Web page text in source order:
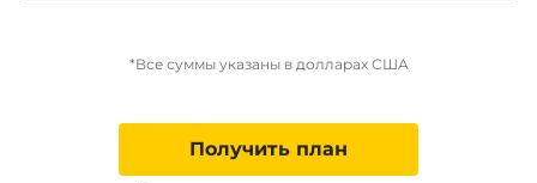
*Все суммы указаны в долларах США
Получить план